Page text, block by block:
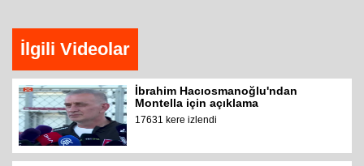
İlgili Videolar
İbrahim Hacıosmanoğlu'ndan
Montella için açıklama
17631 kere izlendi